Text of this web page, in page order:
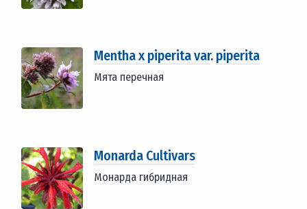
Mentha x piperita var. piperita
Мята перечная
Monarda Cultivars
Монарда гибридная